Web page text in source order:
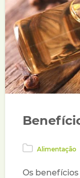
Alimentação
Os